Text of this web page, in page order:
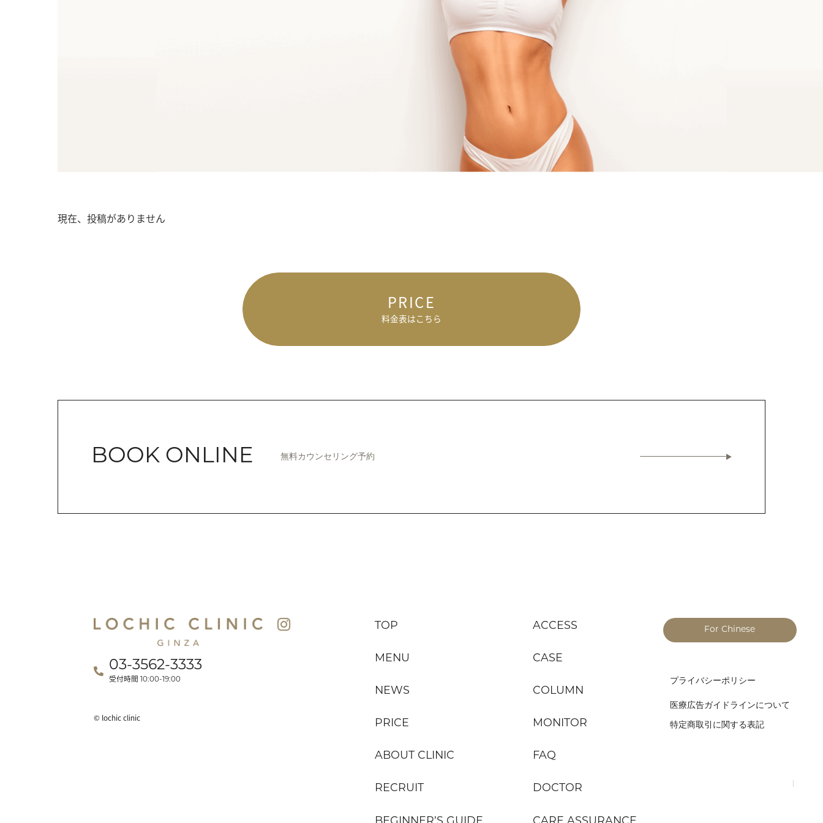
現在、投稿がありません
PRICE
料金表はこちら
BOOK ONLINE 無料カウンセリング予約
03-3562-3333
受付時間 10:00-19:00
© lochic clinic
TOP ACCESS
MENU CASE
NEWS COLUMN
PRICE MONITOR
ABOUT CLINIC FAQ
RECRUIT DOCTOR
For Chinese
プライバシーポリシー
医療広告ガイドラインについて
特定商取引に関する表記